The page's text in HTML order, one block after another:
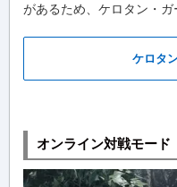
があるため、ケロタン・ガ
ケロタ
オンライン対戦モード